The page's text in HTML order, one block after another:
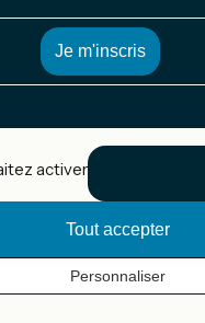
activer
Tout accepter
Personnaliser